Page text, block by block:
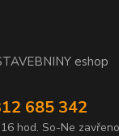
eshop
685 342
hod. So-Ne